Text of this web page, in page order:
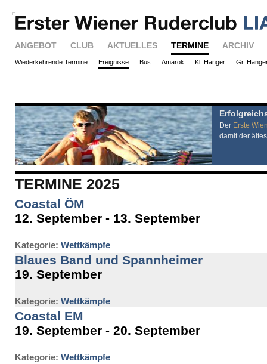
ANGEBOT CLUB AKTUELLES TERMINE ARCHIV
Wiederkehrende Termine Ereignisse Bus Amarok Kl. Hänger Gr.
Der Erste
damit der
TERMINE 2025
Coastal ÖM
12. September - 13. September
Kategorie: Wettkämpfe
Blaues Band und Spannheimer
19. September
Kategorie: Wettkämpfe
Coastal EM
19. September - 20. September
Kategorie: Wettkämpfe